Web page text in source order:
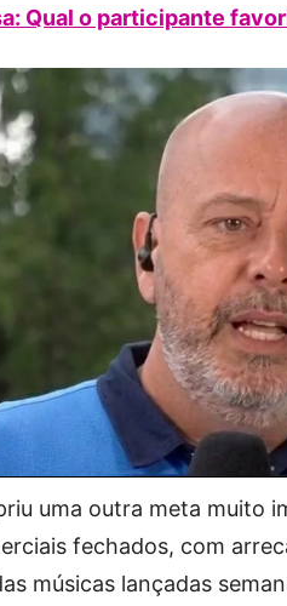
Qual o participante
uma outra meta muito
fechados, com
músicas lançadas